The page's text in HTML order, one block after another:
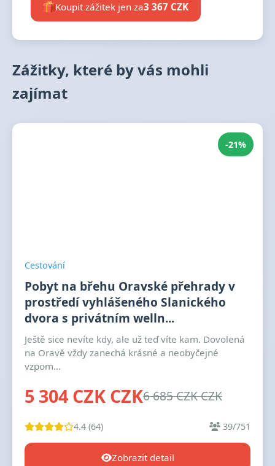
Koupit zážitek jen za3 367 CZK
Zážitky, které by vás mohli
zajímat
-21%
Cestování
Pobyt na břehu Oravské přehrady v
prostředí vyhlášeného Slanického
dvora s privátním welln...
Ještě sice nevíte kdy, ale už teď víte kam. Dovolená
na Oravě vždy zanechá krásné a neobyčejné
vzpom...
5 304 CZK CZK6 685 CZK CZK
4.4 (64) 39/751
Zobrazit detail